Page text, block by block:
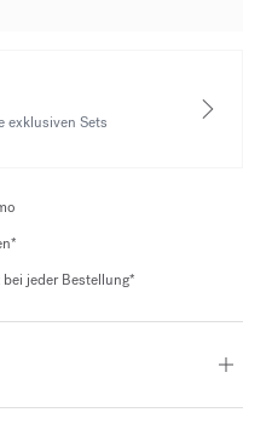
exklusiven Sets
bei jeder Bestellung*